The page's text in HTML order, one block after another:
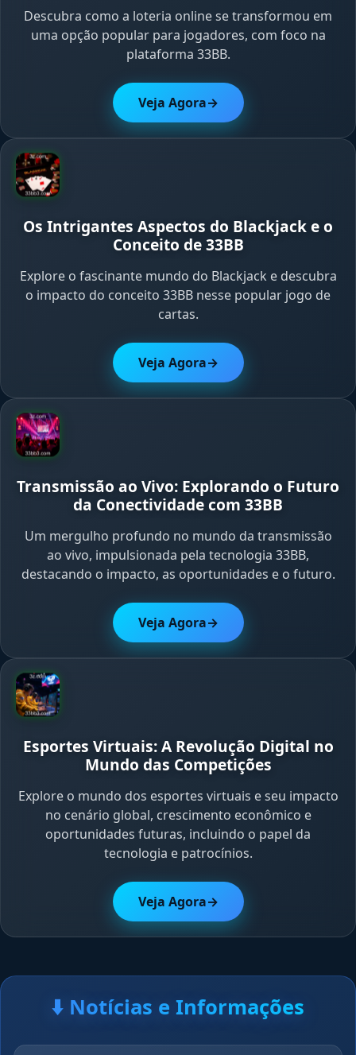
Descubra como a loteria online se transformou em
uma opção popular para jogadores, com foco na
plataforma 33BB.
Veja Agora→
Os Intrigantes Aspectos do Blackjack e o
Conceito de 33BB
Explore o fascinante mundo do Blackjack e descubra
o impacto do conceito 33BB nesse popular jogo de
cartas.
Veja Agora→
Transmissão ao Vivo: Explorando o Futuro
da Conectividade com 33BB
Um mergulho profundo no mundo da transmissão
ao vivo, impulsionada pela tecnologia 33BB,
destacando o impacto, as oportunidades e o futuro.
Veja Agora→
Esportes Virtuais: A Revolução Digital no
Mundo das Competições
Explore o mundo dos esportes virtuais e seu impacto
no cenário global, crescimento econômico e
oportunidades futuras, incluindo o papel da
tecnologia e patrocínios.
Veja Agora→
⬇️ Notícias e Informações